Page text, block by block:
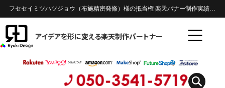
フセセイミツハツジョウ（布施精密発條）様の抵当権 楽天バナー制作実績 | 教材・サービス
アイデアを形に変える楽天制作パートナー